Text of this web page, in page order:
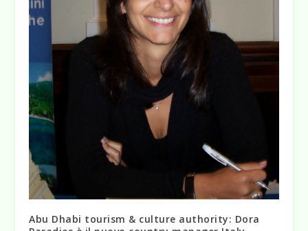
Abu Dhabi tourism & culture authority: Dora